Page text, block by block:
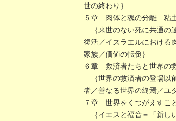
世の終わり｝
５章 肉体と魂の分離―粘
｛来世のない死に共通の
復活／イスラエルにおける
家族／価値の転倒｝
６章 救済者たちと世界の
｛世界の救済者の登場以
者／善なる世界の終焉／ユ
７章 世界をくつがえすこ
｛イエスと福音＝「新し